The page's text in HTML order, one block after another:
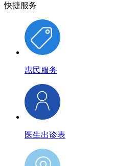
快捷服务
惠民服务
医生出诊表